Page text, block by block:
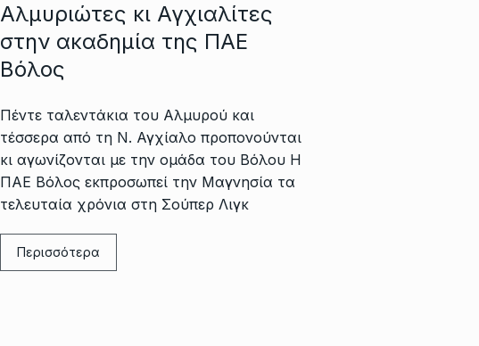
Αλμυριώτες κι Αγχιαλίτες
στην ακαδημία της ΠΑΕ
Βόλος
Πέντε ταλεντάκια του Αλμυρού και
τέσσερα από τη Ν. Αγχίαλο προπονούνται
κι αγωνίζονται με την ομάδα του Βόλου Η
ΠΑΕ Βόλος εκπροσωπεί την Μαγνησία τα
τελευταία χρόνια στη Σούπερ Λιγκ
Περισσότερα